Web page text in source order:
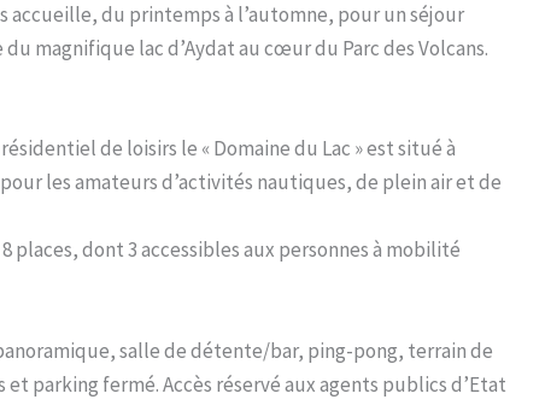
accueille, du printemps à l’automne, pour un séjour
magnifique lac d’Aydat au cœur du Parc des Volcans.
de loisirs le « Domaine du Lac » est situé à
les amateurs d’activités nautiques, de plein air et de
places, dont 3 accessibles aux personnes à mobilité
salle de détente/bar, ping-pong, terrain de
parking fermé. Accès réservé aux agents publics d’Etat